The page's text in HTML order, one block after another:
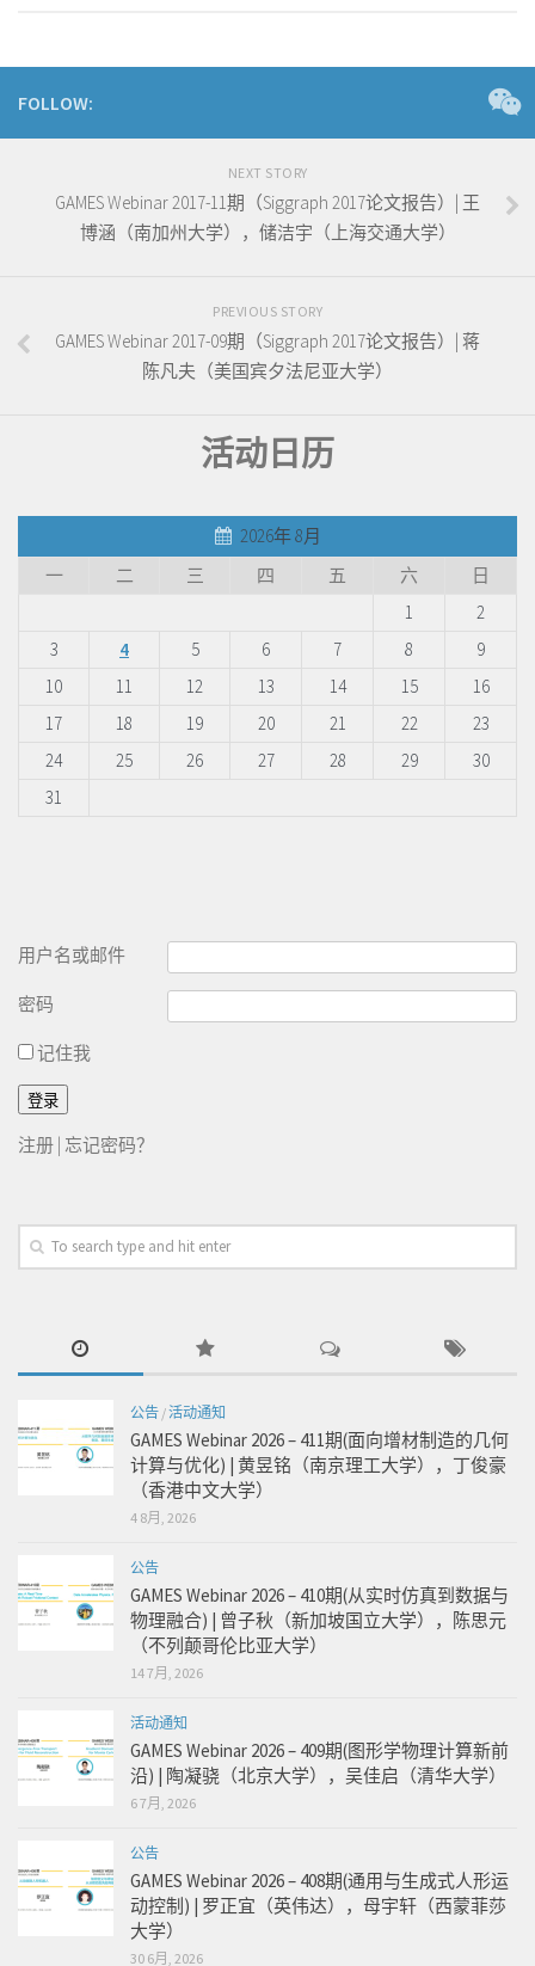
FOLLOW:
NEXT STORY
GAMES Webinar 2017-11期（Siggraph 2017论文报告）| 王
博涵（南加州大学），储洁宇（上海交通大学）
PREVIOUS STORY
GAMES Webinar 2017-09期（Siggraph 2017论文报告）| 蒋
陈凡夫（美国宾夕法尼亚大学）
活动日历
2026年 8月
一
二 三 四 五 六
日
1
2
3
4 5 6 7 8
9
10
11 12 13 14 15
16
17
18 19 20 21 22
23
24
25 26 27 28 29
30
31
用户名或邮件
密码
记住我
注册 | 忘记密码？
公告 /活动通知
GAMES Webinar 2026 – 411期(面向增材制造的几何
计算与优化) | 黄昱铭（南京理工大学），丁俊豪
（香港中文大学）
4 8月, 2026
公告
GAMES Webinar 2026 – 410期(从实时仿真到数据与
物理融合) | 曾子秋（新加坡国立大学），陈思元
（不列颠哥伦比亚大学）
14 7月, 2026
活动通知
GAMES Webinar 2026 – 409期(图形学物理计算新前
沿) | 陶凝骁（北京大学），吴佳启（清华大学）
6 7月, 2026
公告
GAMES Webinar 2026 – 408期(通用与生成式人形运
动控制) | 罗正宜（英伟达），母宇轩（西蒙菲莎
大学）
30 6月, 2026